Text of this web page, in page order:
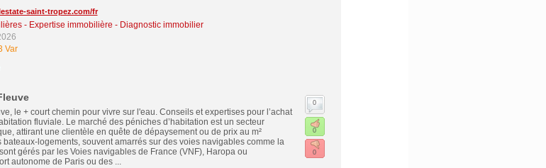
saint-tropez.com/fr
- Expertise immobilière - Diagnostic immobilier
Var
le + court chemin pour vivre sur l'eau. Conseils et expertises pour l’achat
fluviale. Le marché des péniches d’habitation est un secteur
attirant une clientèle en quête de dépaysement ou de prix au m²
bateaux-logements, souvent amarrés sur des voies navigables comme la
gérés par les Voies navigables de France (VNF), Haropa ou
autonome de Paris ou des ...
0
0
0